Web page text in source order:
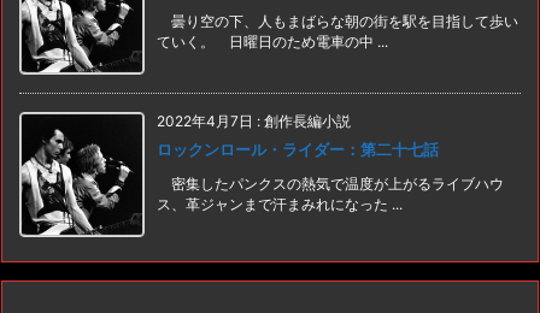
曇り空の下、人もまばらな朝の街を駅を目指して歩い
ていく。 日曜日のため電車の中 ...
2022年4月7日 : 創作長編小説
ロックンロール・ライダー：第二十七話
密集したパンクスの熱気で温度が上がるライブハウ
ス、革ジャンまで汗まみれになった ...